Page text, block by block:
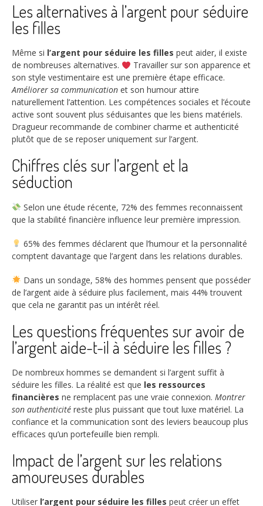
Les alternatives à l’argent pour séduire
les filles
Même si l’argent pour séduire les filles peut aider, il existe
de nombreuses alternatives.
Travailler sur son apparence et
son style vestimentaire est une première étape efficace.
Améliorer sa communication et son humour attire
naturellement l’attention. Les compétences sociales et l’écoute
active sont souvent plus séduisantes que les biens matériels.
Dragueur recommande de combiner charme et authenticité
plutôt que de se reposer uniquement sur l’argent.
Chiffres clés sur l’argent et la
séduction
Selon une étude récente, 72% des femmes reconnaissent
que la stabilité financière influence leur première impression.
65% des femmes déclarent que l’humour et la personnalité
comptent davantage que l’argent dans les relations durables.
Dans un sondage, 58% des hommes pensent que posséder
de l’argent aide à séduire plus facilement, mais 44% trouvent
que cela ne garantit pas un intérêt réel.
Les questions fréquentes sur avoir de
l’argent aide-t-il à séduire les filles ?
De nombreux hommes se demandent si l’argent suffit à
séduire les filles. La réalité est que les ressources
financières ne remplacent pas une vraie connexion. Montrer
son authenticité reste plus puissant que tout luxe matériel. La
confiance et la communication sont des leviers beaucoup plus
efficaces qu’un portefeuille bien rempli.
Impact de l’argent sur les relations
amoureuses durables
Utiliser l’argent pour séduire les filles peut créer un effet